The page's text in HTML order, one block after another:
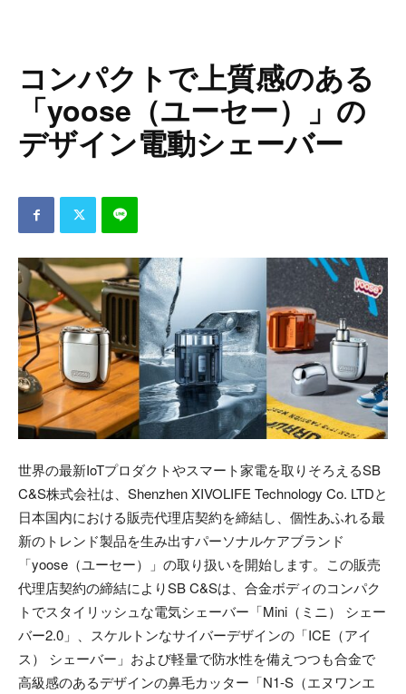
コンパクトで上質感のある
「yoose（ユーセー）」の
デザイン電動シェーバー
世界の最新IoTプロダクトやスマート家電を取りそろえるSB
C&S株式会社は、Shenzhen XIVOLIFE Technology Co. LTDと
日本国内における販売代理店契約を締結し、個性あふれる最
新のトレンド製品を生み出すパーソナルケアブランド
「yoose（ユーセー）」の取り扱いを開始します。この販売
代理店契約の締結によりSB C&Sは、合金ボディのコンパク
トでスタイリッシュな電気シェーバー「Mini（ミニ） シェー
バー2.0」、スケルトンなサイバーデザインの「ICE（アイ
ス） シェーバー」および軽量で防水性を備えつつも合金で
高級感のあるデザインの鼻毛カッター「N1-S（エヌワンエ